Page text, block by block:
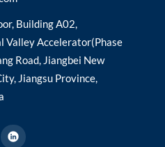
Building A02,
Valley Accelerator(Phase
Road, Jiangbei New
Jiangsu Province,